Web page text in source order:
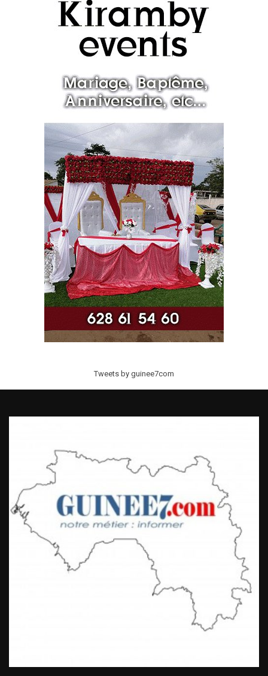
Tweets by guinee7com